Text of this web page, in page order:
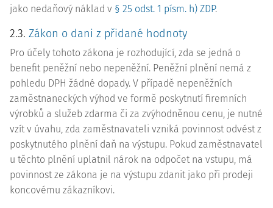
jako nedaňový náklad v § 25 odst. 1 písm. h) ZDP.
2.3. Zákon o dani z přidané hodnoty
Pro účely tohoto zákona je rozhodující, zda se jedná o
benefit peněžní nebo nepeněžní. Peněžní plnění nemá z
pohledu DPH žádné dopady. V případě nepeněžních
zaměstnaneckých výhod ve formě poskytnutí firemních
výrobků a služeb zdarma či za zvýhodněnou cenu, je nutné
vzít v úvahu, zda zaměstnavateli vzniká povinnost odvést z
poskytnutého plnění daň na výstupu. Pokud zaměstnavatel
u těchto plnění uplatnil nárok na odpočet na vstupu, má
povinnost ze zákona je na výstupu zdanit jako při prodeji
koncovému zákazníkovi.